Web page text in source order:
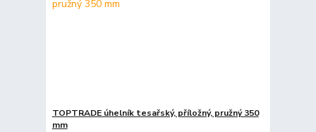
TOPTRADE úhelník tesařský, příložný, pružný 350
mm